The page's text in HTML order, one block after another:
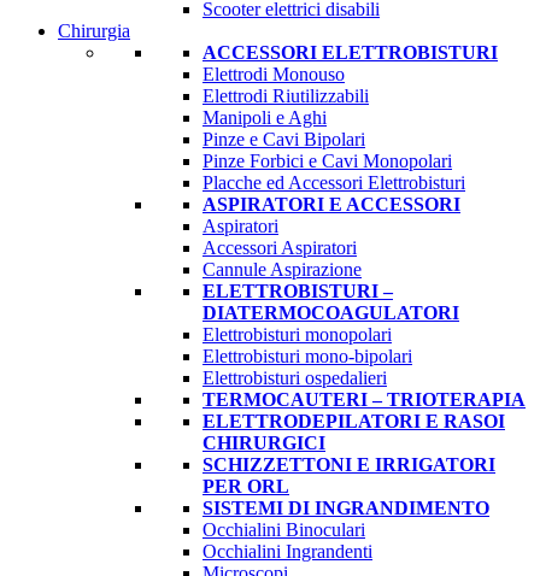
Scooter elettrici disabili
Chirurgia
ACCESSORI ELETTROBISTURI
Elettrodi Monouso
Elettrodi Riutilizzabili
Manipoli e Aghi
Pinze e Cavi Bipolari
Pinze Forbici e Cavi Monopolari
Placche ed Accessori Elettrobisturi
ASPIRATORI E ACCESSORI
Aspiratori
Accessori Aspiratori
Cannule Aspirazione
ELETTROBISTURI –
DIATERMOCOAGULATORI
Elettrobisturi monopolari
Elettrobisturi mono-bipolari
Elettrobisturi ospedalieri
TERMOCAUTERI – TRIOTERAPIA
ELETTRODEPILATORI E RASOI
CHIRURGICI
SCHIZZETTONI E IRRIGATORI
PER ORL
SISTEMI DI INGRANDIMENTO
Occhialini Binoculari
Occhialini Ingrandenti